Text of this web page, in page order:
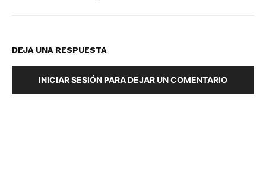
DEJA UNA RESPUESTA
INICIAR SESIÓN PARA DEJAR UN COMENTARIO